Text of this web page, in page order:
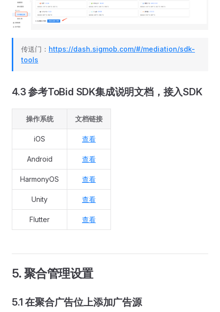
传送门： https://dash.sigmob.com/#/mediation/sdk-
tools
4.3 参考ToBid SDK集成说明文档，接入SDK
操作系统 文档链接
iOS 查看
Android 查看
HarmonyOS 查看
Unity 查看
Flutter 查看
5. 聚合管理设置
5.1 在聚合广告位上添加广告源